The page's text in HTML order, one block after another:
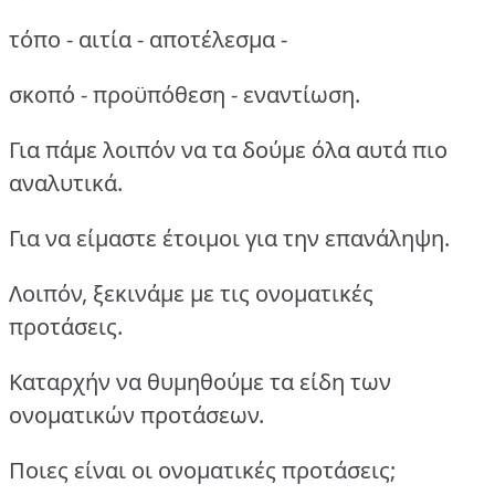
τόπο - αιτία - αποτέλεσμα -
σκοπό - προϋπόθεση - εναντίωση.
Για πάμε λοιπόν να τα δούμε όλα αυτά πιο
αναλυτικά.
Για να είμαστε έτοιμοι για την επανάληψη.
Λοιπόν, ξεκινάμε με τις ονοματικές
προτάσεις.
Καταρχήν να θυμηθούμε τα είδη των
ονοματικών προτάσεων.
Ποιες είναι οι ονοματικές προτάσεις;